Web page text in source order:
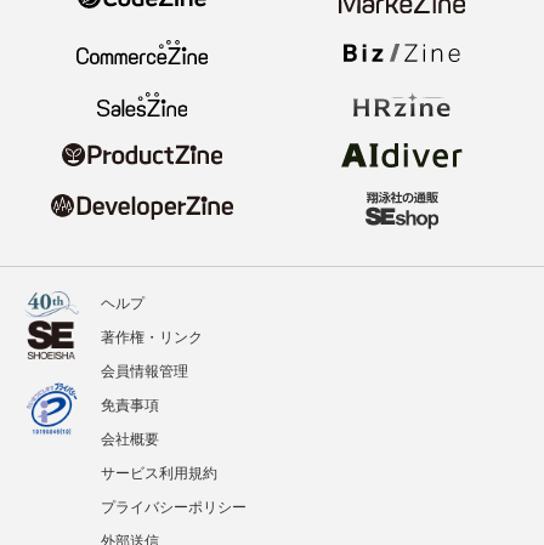
ヘルプ
著作権・リンク
会員情報管理
免責事項
会社概要
サービス利用規約
プライバシーポリシー
外部送信